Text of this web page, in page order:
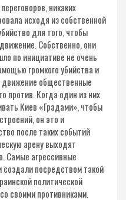
никаких
исходя из собственной
для того, чтобы
Собственно, они
по инициативе не очень
громкого убийства и
движение общественные
против. Когда один из них
Киев «Градами», чтобы
он это и
после таких событий
арену выходят
Самые агрессивные
создали посредством такой
политической
своими противниками.